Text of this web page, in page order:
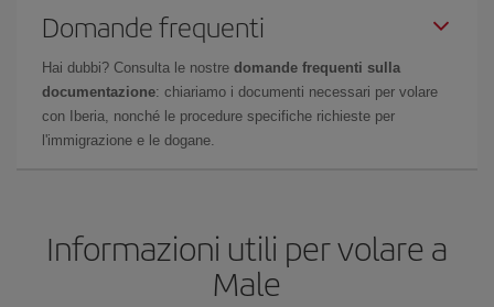
Domande frequenti
Hai dubbi? Consulta le nostre domande frequenti sulla
documentazione: chiariamo i documenti necessari per volare
con Iberia, nonché le procedure specifiche richieste per
l'immigrazione e le dogane.
Informazioni utili per volare a
Male